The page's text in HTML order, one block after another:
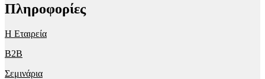
Πληροφορίες
Η Εταιρεία
B2B
Σεμινάρια